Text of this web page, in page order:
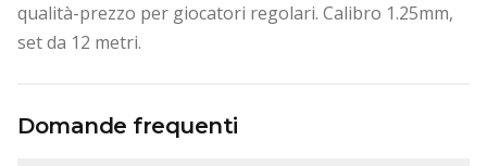
qualità-prezzo per giocatori regolari. Calibro 1.25mm,
set da 12 metri.
Domande frequenti